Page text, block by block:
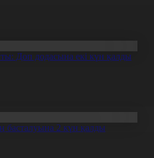
Доп додасына екі күн қалды
басталуына 2 күн қалды